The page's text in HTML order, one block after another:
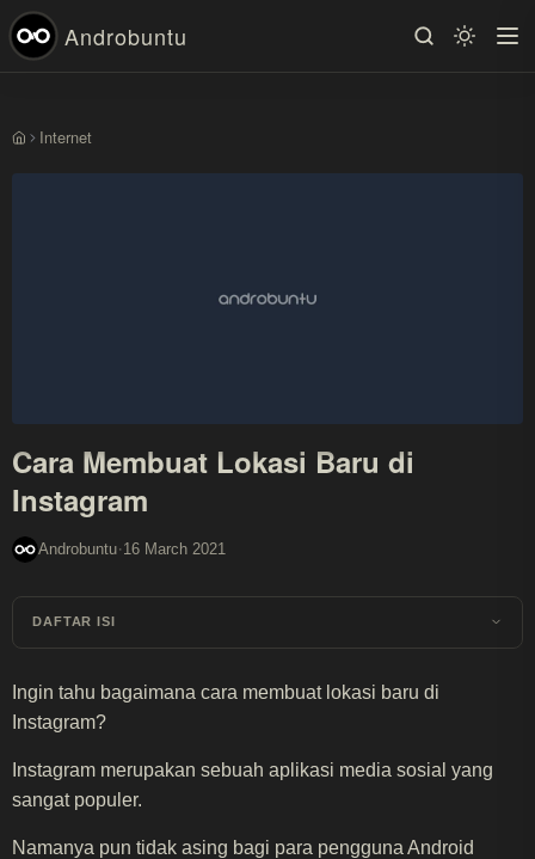
Androbuntu
BerandaInternet
Cara Membuat Lokasi Baru di
Instagram
Androbuntu·16 March 2021
DAFTAR ISI
Ingin tahu bagaimana cara membuat lokasi baru di
Instagram?
Instagram merupakan sebuah aplikasi media sosial yang
sangat populer.
Namanya pun tidak asing bagi para pengguna Android